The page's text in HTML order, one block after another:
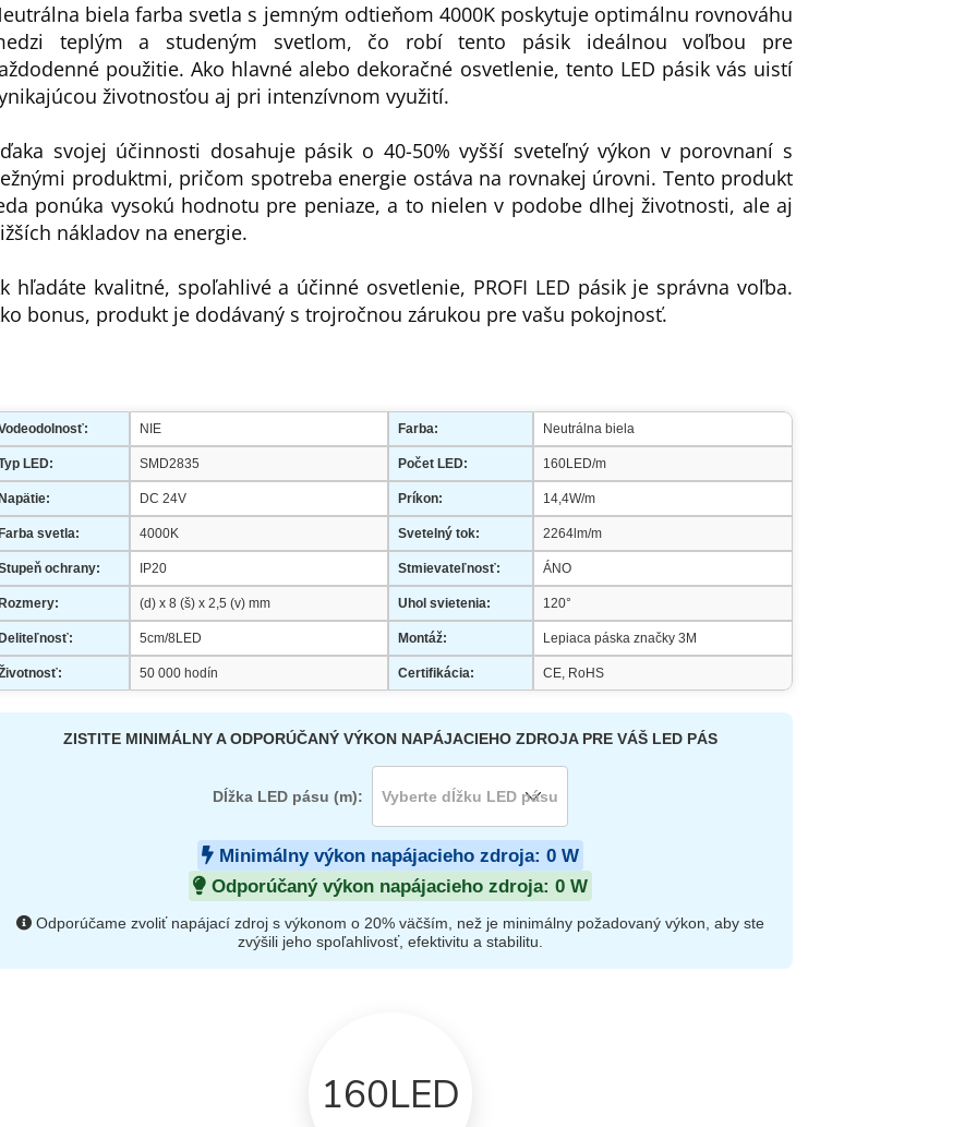
biela farba svetla s jemným odtieňom 4000K poskytuje optimálnu rovnováhu
teplým a studeným svetlom, čo robí tento pásik ideálnou voľbou pre
použitie. Ako hlavné alebo dekoračné osvetlenie, tento LED pásik vás uistí
životnosťou aj pri intenzívnom využití.
svojej účinnosti dosahuje pásik o 40-50% vyšší sveteľný výkon v porovnaní s
produktmi, pričom spotreba energie ostáva na rovnakej úrovni. Tento produkt
ponúka vysokú hodnotu pre peniaze, a to nielen v podobe dlhej životnosti, ale aj
nákladov na energie.
hľadáte kvalitné, spoľahlivé a účinné osvetlenie, PROFI LED pásik je správna voľba.
bonus, produkt je dodávaný s trojročnou zárukou pre vašu pokojnosť.
NIE Farba: Neutrálna biela
LED: SMD2835 Počet LED: 160LED/m
Napätie: DC 24V Príkon: 14,4W/m
Farba svetla: 4000K Svetelný tok: 2264lm/m
ochrany: IP20 Stmievateľnosť: ÁNO
Rozmery: (d) x 8 (š) x 2,5 (v) mm Uhol svietenia: 120°
Deliteľnosť: 5cm/8LED Montáž: Lepiaca páska značky 3M
50 000 hodín Certifikácia: CE, RoHS
ZISTITE MINIMÁLNY A ODPORÚČANÝ VÝKON NAPÁJACIEHO ZDROJA PRE VÁŠ LED PÁS
Dĺžka LED pásu (m):
Minimálny výkon napájacieho zdroja: 0 W
Odporúčaný výkon napájacieho zdroja: 0 W
Odporúčame zvoliť napájací zdroj s výkonom o 20% väčším, než je minimálny požadovaný výkon, aby ste
zvýšili jeho spoľahlivosť, efektivitu a stabilitu.
160LED